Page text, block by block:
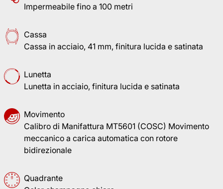
Impermeabile fino a 100 metri
Cassa
Cassa in acciaio, 41 mm, finitura lucida e satinata
Lunetta
Lunetta in acciaio, finitura lucida e satinata
Movimento
Calibro di Manifattura MT5601 (COSC) Movimento
meccanico a carica automatica con rotore
bidirezionale
Quadrante